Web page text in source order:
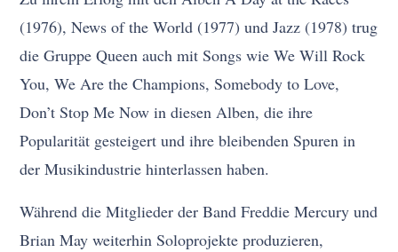
(1976), News of the World (1977) und Jazz (1978) trug
die Gruppe Queen auch mit Songs wie We Will Rock
You, We Are the Champions, Somebody to Love,
Don’t Stop Me Now in diesen Alben, die ihre
Popularität gesteigert und ihre bleibenden Spuren in
der Musikindustrie hinterlassen haben.
Während die Mitglieder der Band Freddie Mercury und
Brian May weiterhin Soloprojekte produzieren,